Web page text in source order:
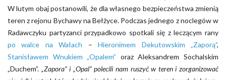
W lutym obaj postanowili, że dla własnego bezpieczeństwa zmienią
teren z rejonu Bychawy na Bełżyce. Podczas jednego z noclegów w
Radawczyku partyzanci przypadkowo spotkali się z leczącym rany
po walce na Wałach –Hieronimem Dekutowskim „Zaporą”,
Stanisławem Wnukiem „Opalem” oraz Aleksandrem Sochalskim
„Duchem”. „Zapora” i „Opal” polecili nam ruszyć w teren i zorganizować